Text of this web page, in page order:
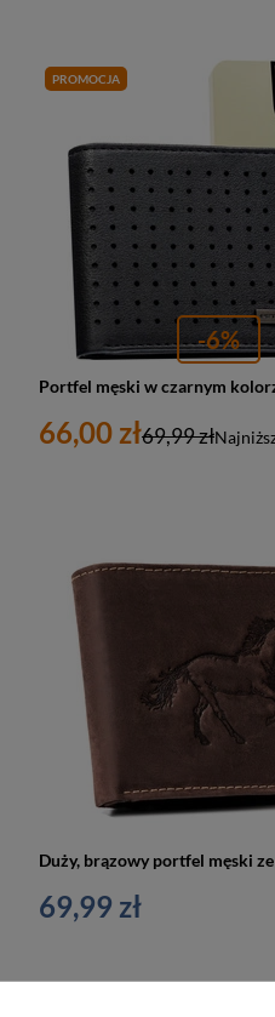
PROMOCJA
-6%
66,00 zł69,99 zł
69,99 zł